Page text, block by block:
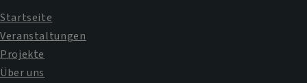
Startseite
Veranstaltungen
Projekte
Über uns